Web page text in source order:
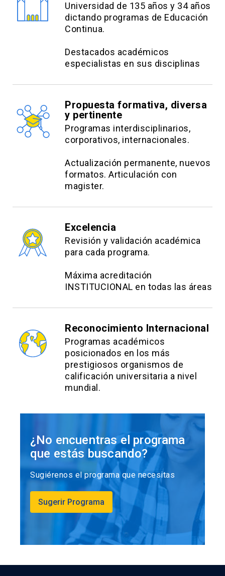
Universidad de 135 años y 34 años
dictando programas de Educación
Continua.
Destacados académicos
especialistas en sus disciplinas
Propuesta formativa, diversa
y pertinente
Programas interdisciplinarios,
corporativos, internacionales.
Actualización permanente, nuevos
formatos. Articulación con
magister.
Excelencia
Revisión y validación académica
para cada programa.
Máxima acreditación
INSTITUCIONAL en todas las áreas
Reconocimiento Internacional
Programas académicos
posicionados en los más
prestigiosos organismos de
calificación universitaria a nivel
mundial.
¿No encuentras el programa
que estás buscando?
Sugiérenos el programa que necesitas
Sugerir Programa